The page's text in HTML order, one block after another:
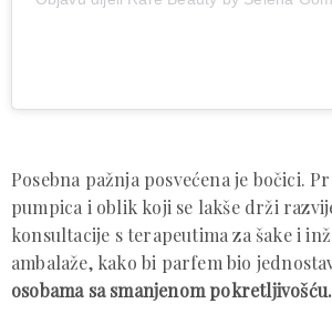
Posebna pažnja posvećena je bočici.
pumpica i oblik koji se lakše drži
konsultacije s terapeutima za šake i
ambalaže, kako bi parfem bio
osobama sa smanjenom pokretljivošću.